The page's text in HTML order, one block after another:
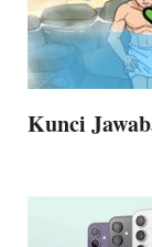
Kunci